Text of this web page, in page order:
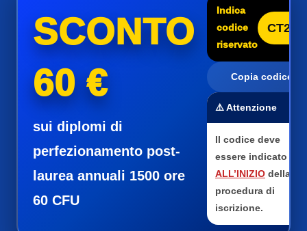
SCONTO
60 €
sui diplomi di
perfezionamento post-
laurea annuali 1500 ore
60 CFU
Indica
codice
riservato
CT25
Copia codice
⚠️ Attenzione
Il codice deve
essere indicato
ALL’INIZIO della
procedura di
iscrizione.